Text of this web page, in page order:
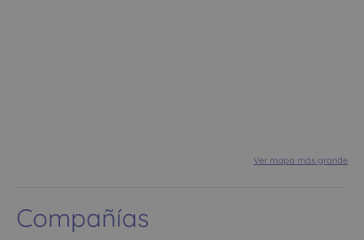
Ver mapa más grande
Compañías